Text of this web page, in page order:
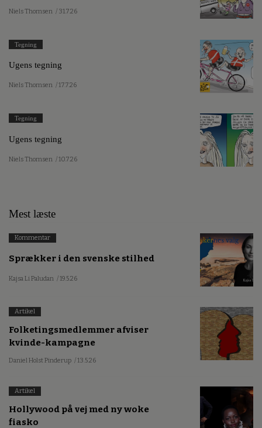
Niels Thomsen / 31.7.26
Tegning
Ugens tegning
Niels Thomsen / 17.7.26
Tegning
Ugens tegning
Niels Thomsen / 10.7.26
Mest læste
Kommentar
Sprækker i den svenske stilhed
Kajsa Li Paludan / 19.5.26
Artikel
Folketingsmedlemmer afviser
kvinde-kampagne
Daniel Holst Pinderup / 13.5.26
Artikel
Hollywood på vej med ny woke
fiasko